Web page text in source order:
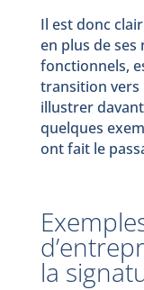
Il est donc
en plus de ses
fonctionnels,
transition vers
illustrer
quelques
ont fait le
la